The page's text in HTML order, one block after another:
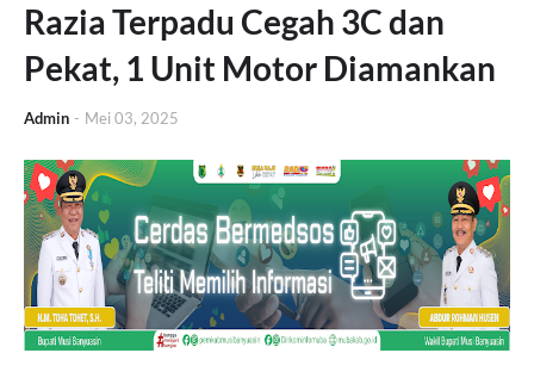
Razia Terpadu Cegah 3C dan
Pekat, 1 Unit Motor Diamankan
Admin - Mei 03, 2025